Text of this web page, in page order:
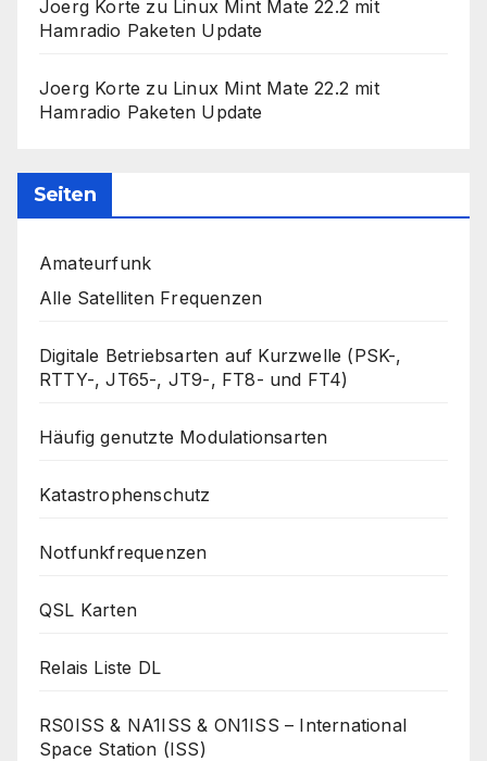
Joerg Korte zu Linux Mint Mate 22.2 mit
Hamradio Paketen Update
Joerg Korte zu Linux Mint Mate 22.2 mit
Hamradio Paketen Update
Seiten
Amateurfunk
Alle Satelliten Frequenzen
Digitale Betriebsarten auf Kurzwelle (PSK-,
RTTY-, JT65-, JT9-, FT8- und FT4)
Häufig genutzte Modulationsarten
Katastrophenschutz
Notfunkfrequenzen
QSL Karten
Relais Liste DL
RS0ISS & NA1ISS & ON1ISS – International
Space Station (ISS)